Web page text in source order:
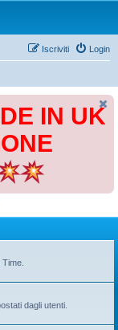
Login
Iscriviti
IN UK
dagli utenti.